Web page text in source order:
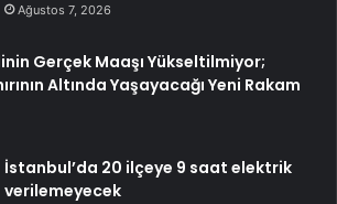
Ağustos 7, 2026
Gerçek Maaşı Yükseltilmiyor;
Altında Yaşayacağı Yeni Rakam
İstanbul’da 20 ilçeye 9 saat elektrik
verilemeyecek